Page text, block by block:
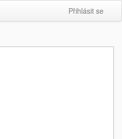
Přihlásit se